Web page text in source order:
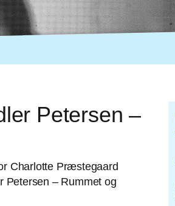
Petersen –
Charlotte Præstegaard
Petersen – Rummet og